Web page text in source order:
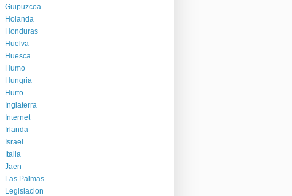
Guipuzcoa
Holanda
Honduras
Huelva
Huesca
Humo
Hungria
Hurto
Inglaterra
Internet
Irlanda
Israel
Italia
Jaen
Las Palmas
Legislacion